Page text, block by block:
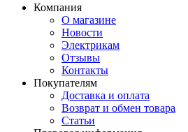
Компания
О магазине
Новости
Электрикам
Отзывы
Контакты
Покупателям
Доставка и оплата
Возврат и обмен товара
Статьи